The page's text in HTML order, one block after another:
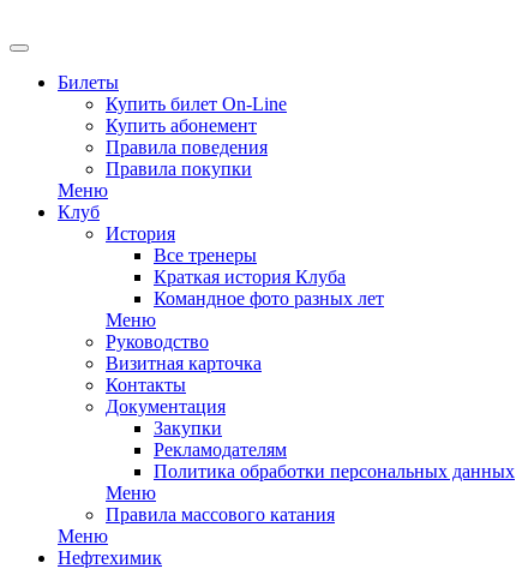
Билеты
Купить билет On-Line
Купить абонемент
Правила поведения
Правила покупки
Меню
Клуб
История
Все тренеры
Краткая история Клуба
Командное фото разных лет
Меню
Руководство
Визитная карточка
Контакты
Документация
Закупки
Рекламодателям
Политика обработки персональных данных
Меню
Правила массового катания
Меню
Нефтехимик